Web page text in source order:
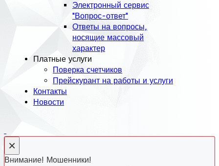
Электронный сервис
"Вопрос-ответ"
Ответы на вопросы,
носящие массовый
характер
Платные услуги
Поверка счетчиков
Прейскурант на работы и услуги
Контакты
Новости
×
Внимание! Мошенники!